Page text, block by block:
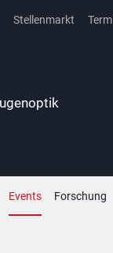
Stellenmarkt
Events Forschung